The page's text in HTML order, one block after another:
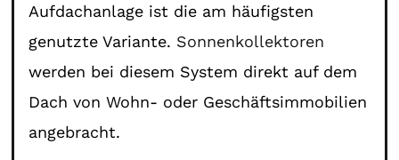
Aufdachanlage ist die am häufigsten
genutzte Variante. Sonnenkollektoren
werden bei diesem System direkt auf dem
Dach von Wohn- oder Geschäftsimmobilien
angebracht.